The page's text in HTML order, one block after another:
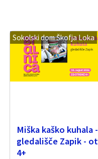
Sokolski dom Škofja Loka
Miška kaško kuhala -
gledališče Zapik -
4+